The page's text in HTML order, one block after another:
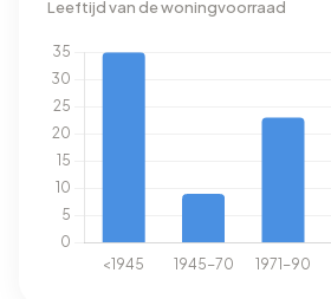
Leeftijd van de woningvoorraad